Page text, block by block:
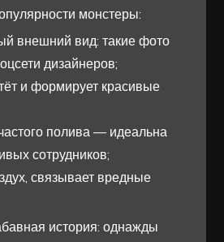
монстеры:
внешний вид: такие фото
дизайнеров;
и формирует красивые
полива — идеальна
сотрудников;
связывает вредные
история: однажды